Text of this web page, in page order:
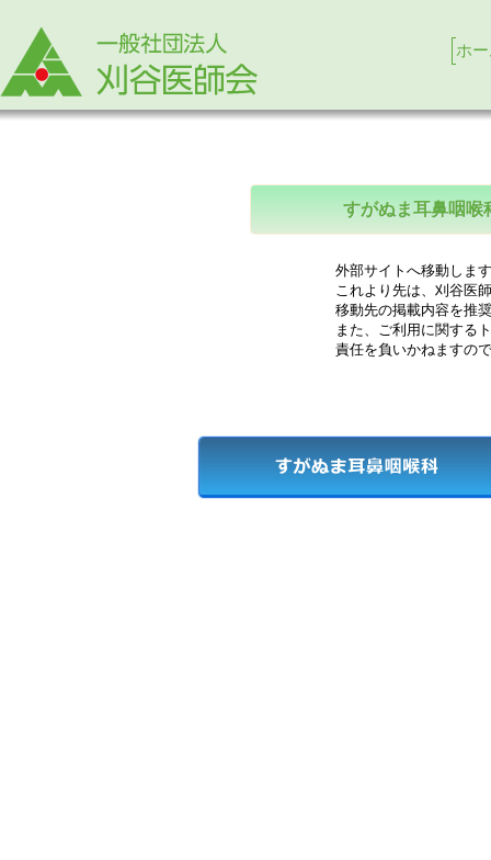
ホ
すがぬま耳鼻咽喉
外部サイトへ移動しま
これより先は、刈谷医
移動先の掲載内容を推
また、ご利用に関する
責任を負いかねますの